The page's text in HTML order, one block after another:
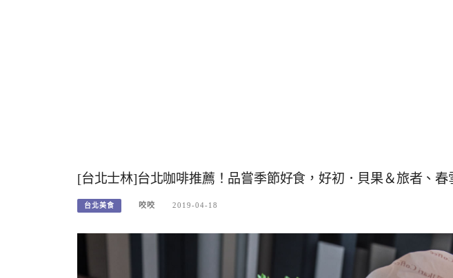
[台北士林]台北咖啡推薦！品嘗季節好食，好初．貝果＆旅者、
台北美食 咬咬 2019-04-18